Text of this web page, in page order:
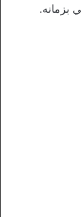
بزمانه.